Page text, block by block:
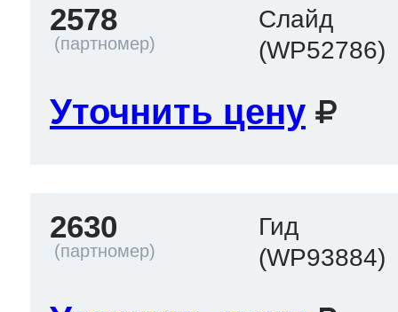
2578
Слайд
(WP52786)
Уточнить цену
2630
Гид
(WP93884)